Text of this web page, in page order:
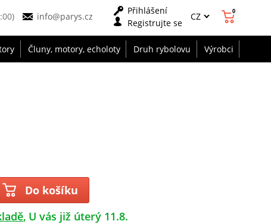
info@parys.cz
Přihlášení
Registrujte se
CZ 0
Čluny, motory, echoloty Druh rybolovu Výrobci
Do košíku
U vás již úterý 11.8.